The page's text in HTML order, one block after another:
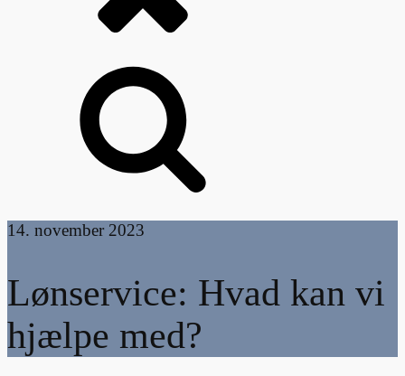
14. november 2023
Lønservice: Hvad kan vi
hjælpe med?